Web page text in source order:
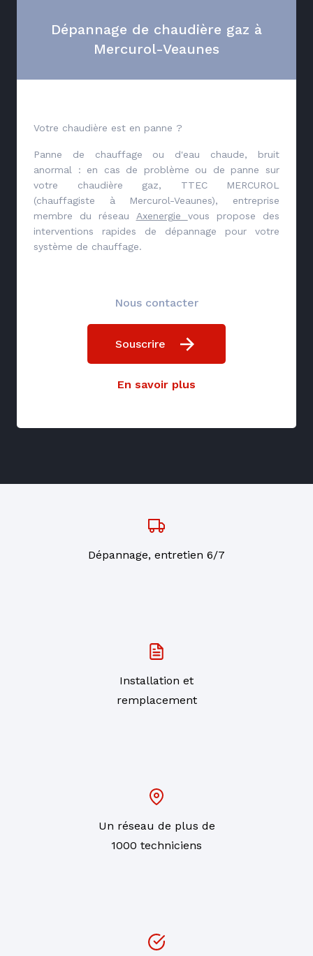
Dépannage de chaudière gaz à
Mercurol-Veaunes
Votre chaudière est en panne ?
Panne de chauffage ou d'eau chaude, bruit
anormal : en cas de problème ou de panne sur
votre chaudière gaz, TTEC MERCUROL
(chauffagiste à Mercurol-Veaunes), entreprise
membre du réseau Axenergie vous propose des
interventions rapides de dépannage pour votre
système de chauffage.
Nous contacter
Souscrire
En savoir plus
Dépannage, entretien 6/7
Installation et
remplacement
Un réseau de plus de
1000 techniciens